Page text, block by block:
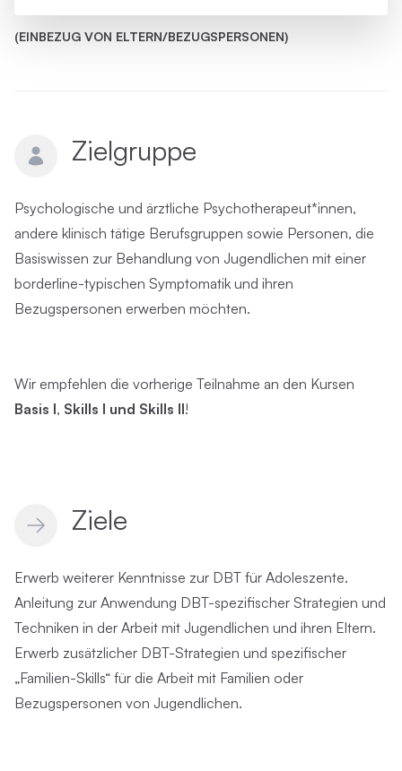
(EINBEZUG VON ELTERN/BEZUGSPERSONEN)
Zielgruppe
Psychologische und ärztliche Psychotherapeut*innen,
andere klinisch tätige Berufsgruppen sowie Personen, die
Basiswissen zur Behandlung von Jugendlichen mit einer
borderline-typischen Symptomatik und ihren
Bezugspersonen erwerben möchten.
Wir empfehlen die vorherige Teilnahme an den Kursen
Basis I, Skills I und Skills II!
Ziele
Erwerb weiterer Kenntnisse zur DBT für Adoleszente.
Anleitung zur Anwendung DBT-spezifischer Strategien und
Techniken in der Arbeit mit Jugendlichen und ihren Eltern.
Erwerb zusätzlicher DBT-Strategien und spezifischer
„Familien-Skills“ für die Arbeit mit Familien oder
Bezugspersonen von Jugendlichen.